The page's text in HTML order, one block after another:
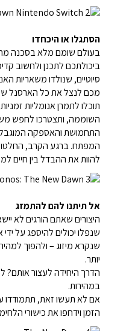
הסתגלו או היכחדו
בעולם שומם מלא בסכנה
ביכולתכם לתכנן ולחשוב
סיוטיים, שנולדו משאריות
מכם לנצל את כל הארסנל
תוכלו לתמרן אנומליות
השוממה, ותצטרכו לחפש
התחמושת והאספקה
המפתח. ברגע הקרב,
להוות את ההבדל בין חיים
אל תיתנו להם להתמזג
היצורים שאתם הורגים לא
שנפלו יכולים להיספג על
שנקרא מיזוג – ולהפוך
יותר.
הדרך היחידה לעצור אותם?
במהירות.
אם לא תעשו זאת, תתמודדו
הזמן וידחפו את כישורי